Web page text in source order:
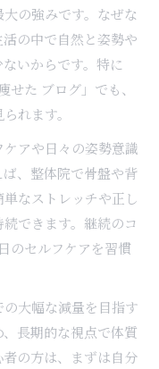
継続するコツ
実践ステップ解説
用法と注意点
の強みです。なぜな
の中で自然と姿勢や
いからです。特に
せた ブログ」でも、
れます。
アや日々の姿勢意識
、整体院で骨盤や背
なストレッチや正し
できます。継続のコ
のセルフケアを習慣
大幅な減量を目指す
長期的な視点で体質
の方は、まずは自分